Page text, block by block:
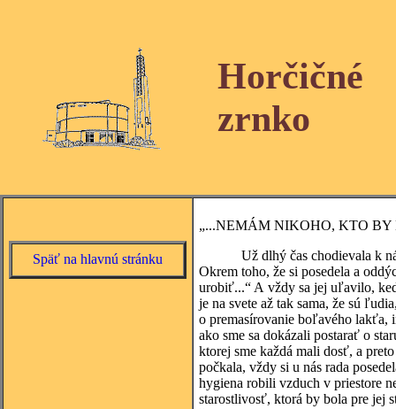
Horčičné
zrnko
Späť na hlavnú stránku
„...NEMÁM NIKOHO, KTO BY
Už dlhý čas chodievala k nám
Okrem toho, že si posedela a
urobiť...“ A vždy sa jej uľavilo,
je na svete až tak sama, že sú
o premasírovanie boľavého lakťa,
ako sme sa dokázali postarať o
ktorej sme každá mali dosť, a
počkala, vždy si u nás rada
hygiena robili vzduch v priestore
starostlivosť, ktorá by bola pre jej